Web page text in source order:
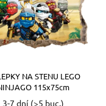
NA STENU LEGO
115x75cm
3-7 dní (>5 buc.)